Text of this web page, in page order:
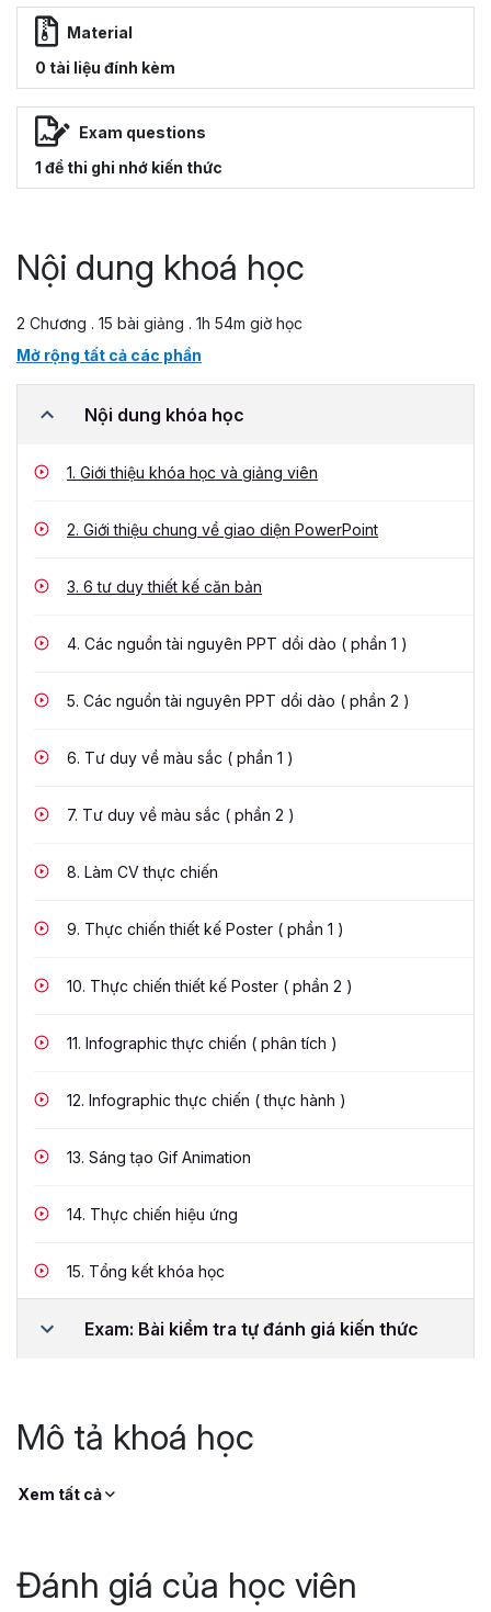
Material
0 tài liệu đính kèm
Exam questions
1 đề thi ghi nhớ kiến thức
Nội dung khoá học
2 Chương . 15 bài giảng . 1h 54m giờ học
Mở rộng tất cả các phần
Nội dung khóa học
1. Giới thiệu khóa học và giảng viên
2. Giới thiệu chung về giao diện PowerPoint
3. 6 tư duy thiết kế căn bản
4. Các nguồn tài nguyên PPT dồi dào ( phần 1 )
5. Các nguồn tài nguyên PPT dồi dào ( phần 2 )
6. Tư duy về màu sắc ( phần 1 )
7. Tư duy về màu sắc ( phần 2 )
8. Làm CV thực chiến
9. Thực chiến thiết kế Poster ( phần 1 )
10. Thực chiến thiết kế Poster ( phần 2 )
11. Infographic thực chiến ( phân tích )
12. Infographic thực chiến ( thực hành )
13. Sáng tạo Gif Animation
14. Thực chiến hiệu ứng
15. Tổng kết khóa học
Exam: Bài kiểm tra tự đánh giá kiến thức
Mô tả khoá học
Xem tất cả
Đánh giá của học viên